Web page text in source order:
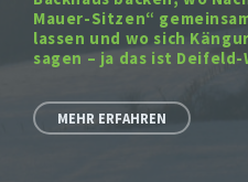
Mauer-Sitzen“
lassen und wo sich
sagen – ja das ist
MEHR ERFAHREN